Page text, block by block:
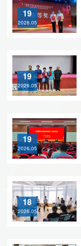
19
2026.05
19
2026.05
19
2026.05
18
2026.05